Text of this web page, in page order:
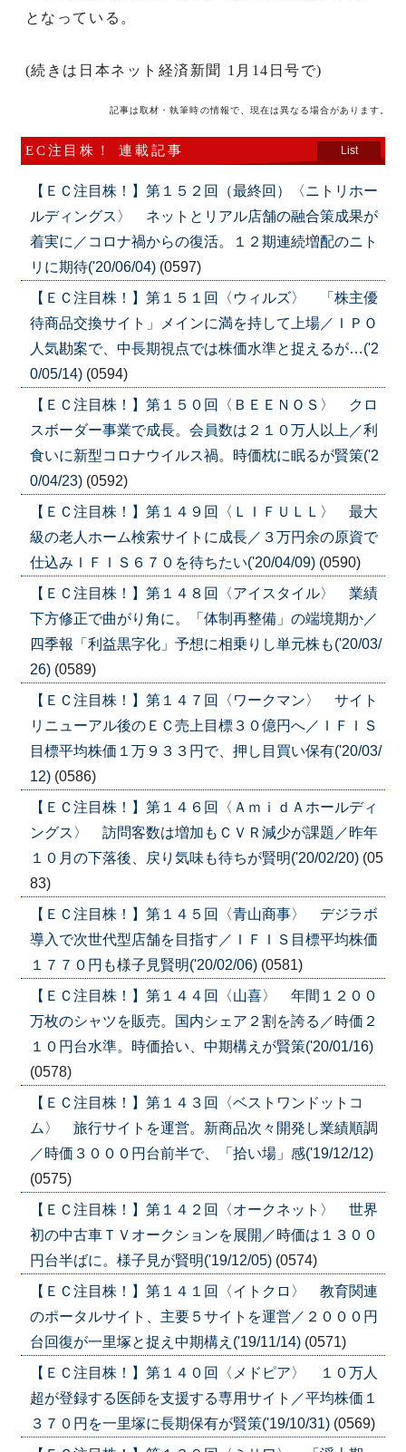
となっている。
(続きは日本ネット経済新聞 1月14日号で)
記事は取材・執筆時の情報で、現在は異なる場合があります。
EC注目株！ 連載記事 List
【ＥＣ注目株！】第１５２回（最終回）〈ニトリホー
ルディングス〉 ネットとリアル店舗の融合策成果が
着実に／コロナ禍からの復活。１２期連続増配のニト
リに期待('20/06/04) (0597)
【ＥＣ注目株！】第１５１回〈ウィルズ〉 「株主優
待商品交換サイト」メインに満を持して上場／ＩＰＯ
人気勘案で、中長期視点では株価水準と捉えるが…('2
0/05/14) (0594)
【ＥＣ注目株！】第１５０回〈ＢＥＥＮＯＳ〉 クロ
スボーダー事業で成長。会員数は２１０万人以上／利
食いに新型コロナウイルス禍。時価枕に眠るが賢策('2
0/04/23) (0592)
【ＥＣ注目株！】第１４９回〈ＬＩＦＵＬＬ〉 最大
級の老人ホーム検索サイトに成長／３万円余の原資で
仕込みＩＦＩＳ６７０を待ちたい('20/04/09) (0590)
【ＥＣ注目株！】第１４８回〈アイスタイル〉 業績
下方修正で曲がり角に。「体制再整備」の端境期か／
四季報「利益黒字化」予想に相乗りし単元株も('20/03/
26) (0589)
【ＥＣ注目株！】第１４７回〈ワークマン〉 サイト
リニューアル後のＥＣ売上目標３０億円へ／ＩＦＩＳ
目標平均株価１万９３３円で、押し目買い保有('20/03/
12) (0586)
【ＥＣ注目株！】第１４６回〈ＡｍｉｄＡホールディ
ングス〉 訪問客数は増加もＣＶＲ減少が課題／昨年
１０月の下落後、戻り気味も待ちが賢明('20/02/20) (05
83)
【ＥＣ注目株！】第１４５回〈青山商事〉 デジラボ
導入で次世代型店舗を目指す／ＩＦＩＳ目標平均株価
１７７０円も様子見賢明('20/02/06) (0581)
【ＥＣ注目株！】第１４４回〈山喜〉 年間１２００
万枚のシャツを販売。国内シェア２割を誇る／時価２
１０円台水準。時価拾い、中期構えが賢策('20/01/16)
(0578)
【ＥＣ注目株！】第１４３回〈ベストワンドットコ
ム〉 旅行サイトを運営。新商品次々開発し業績順調
／時価３０００円台前半で、「拾い場」感('19/12/12)
(0575)
【ＥＣ注目株！】第１４２回〈オークネット〉 世界
初の中古車ＴＶオークションを展開／時価は１３００
円台半ばに。様子見が賢明('19/12/05) (0574)
【ＥＣ注目株！】第１４１回〈イトクロ〉 教育関連
のポータルサイト、主要５サイトを運営／２０００円
台回復が一里塚と捉え中期構え('19/11/14) (0571)
【ＥＣ注目株！】第１４０回〈メドピア〉 １０万人
超が登録する医師を支援する専用サイト／平均株価１
３７０円を一里塚に長期保有が賢策('19/10/31) (0569)